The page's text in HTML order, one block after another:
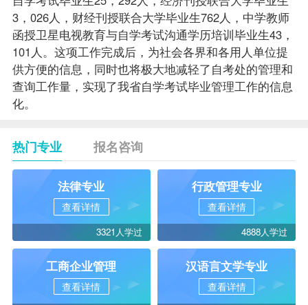
3，026人，财经刊授联合大学毕业生762人，中学教师
函授卫星电视教育与自学考试沟通学历培训毕业生43，
101人。这项工作完成后，为社会各界和各用人单位提
供方便的信息，同时也将极大地减轻了自考处的管理和
查询工作量，实现了我省自学考试毕业管理工作的信息
化。
热门专业 报名咨询
法律专业
查看详情
3321人学过
行政管理专业
查看详情
4888人学过
工商企业管理
查看详情
汉语言文学专业
查看详情